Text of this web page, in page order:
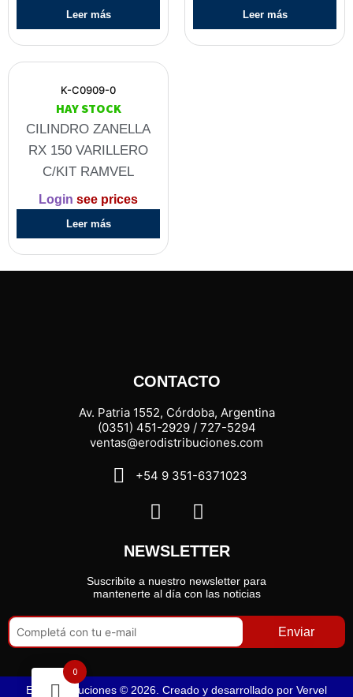
Leer más Leer más
K-C0909-0
HAY STOCK
CILINDRO ZANELLA
RX 150 VARILLERO
C/KIT RAMVEL
Login see prices
Leer más
CONTACTO
Av. Patria 1552, Córdoba, Argentina
(0351) 451-2929 / 727-5294
ventas@erodistribuciones.com
+54 9 351-6371023
NEWSLETTER
Suscribite a nuestro newsletter para
mantenerte al día con las noticias
Enviar
Ero Distribuciones © 2026. Creado y desarrollado por Vervel
0